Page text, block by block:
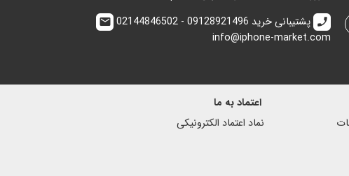
call پشتیبانی خرید 09128921496 - 02144846502 email
info@iphone-market.com
اعتماد به ما
نماد اعتماد الكترونیكی